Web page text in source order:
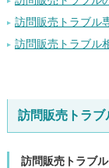
訪問販売トラブル
訪問販売トラブル
訪問販売トラブ
訪問販売トラブル